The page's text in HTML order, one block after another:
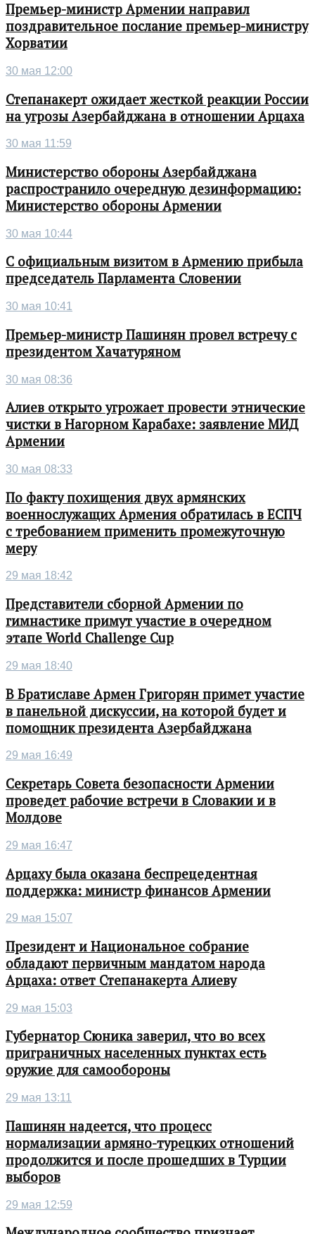
Премьер-министр Армении направил
поздравительное послание премьер-министру
Хорватии
30 мая 12:00
Степанакерт ожидает жесткой реакции России
на угрозы Азербайджана в отношении Арцаха
30 мая 11:59
Министерство обороны Азербайджана
распространило очередную дезинформацию:
Министерство обороны Армении
30 мая 10:44
С официальным визитом в Армению прибыла
председатель Парламента Словении
30 мая 10:41
Премьер-министр Пашинян провел встречу с
президентом Хачатуряном
30 мая 08:36
Алиев открыто угрожает провести этнические
чистки в Нагорном Карабахе: заявление МИД
Армении
30 мая 08:33
По факту похищения двух армянских
военнослужащих Армения обратилась в ЕСПЧ
с требованием применить промежуточную
меру
29 мая 18:42
Представители сборной Армении по
гимнастике примут участие в очередном
этапе World Challenge Cup
29 мая 18:40
В Братиславе Армен Григорян примет участие
в панельной дискуссии, на которой будет и
помощник президента Азербайджана
29 мая 16:49
Секретарь Совета безопасности Армении
проведет рабочие встречи в Словакии и в
Молдове
29 мая 16:47
Арцаху была оказана беспрецедентная
поддержка: министр финансов Армении
29 мая 15:07
Президент и Национальное собрание
обладают первичным мандатом народа
Арцаха: ответ Степанакерта Алиеву
29 мая 15:03
Губернатор Сюника заверил, что во всех
приграничных населенных пунктах есть
оружие для самообороны
29 мая 13:11
Пашинян надеется, что процесс
нормализации армяно-турецких отношений
продолжится и после прошедших в Турции
выборов
29 мая 12:59